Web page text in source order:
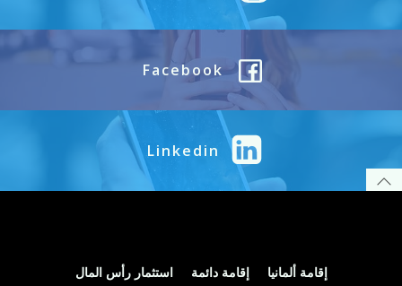
Facebook
Linkedin
إقامة ألمانيا إقامة دائمة استثمار رأس المال